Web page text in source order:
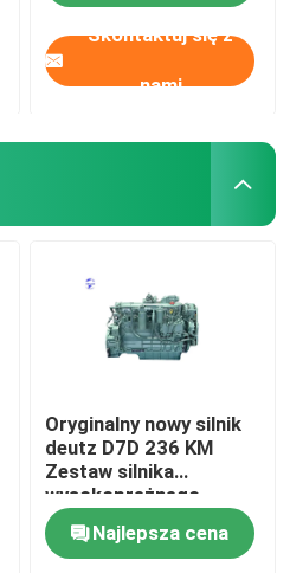
Skontaktuj się z
nami
Oryginalny nowy silnik
deutz D7D 236 KM
Zestaw silnika
wysokoprężnego
Najlepsza cena